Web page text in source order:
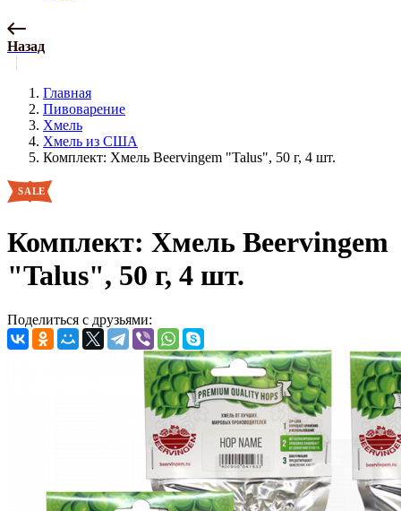
Назад
Главная
Пивоварение
Хмель
Хмель из США
Комплект: Хмель Beervingem "Talus", 50 г, 4 шт.
Комплект: Хмель Beervingem
"Talus", 50 г, 4 шт.
Поделиться с друзьями: